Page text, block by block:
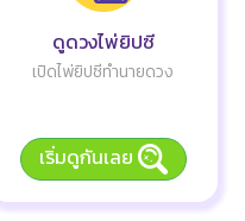
ดูดวงไพ่ยิปซี
เปิดไพ่ยิปซีทำนายดวง
เริ่มดูกันเลย